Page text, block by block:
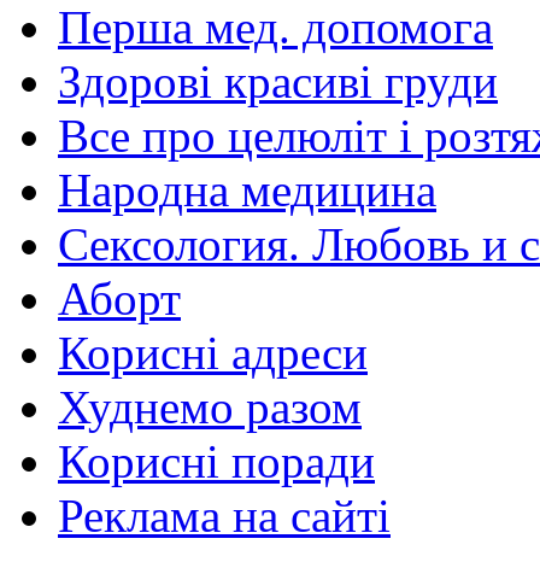
Перша мед. допомога
Здорові красиві груди
Все про целюліт і
Народна медицина
Сексология. Любовь и
Аборт
Корисні адреси
Худнемо разом
Корисні поради
Реклама на сайті